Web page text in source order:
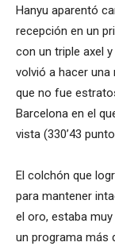
Hanyu aparentó
recepción en un
con un triple axel
volvió a hacer una
que no fue
Barcelona en el
vista (330’43
El colchón que
para mantener
el oro, estaba
un programa más